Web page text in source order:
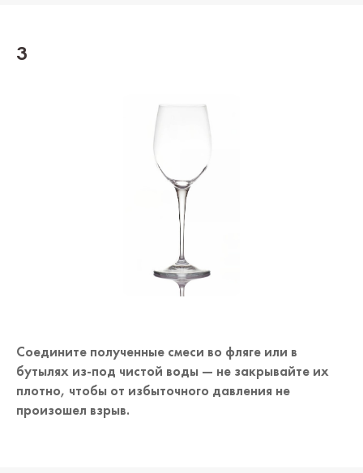
3
Соедините полученные смеси во фляге или в
бутылях из-под чистой воды — не закрывайте их
плотно, чтобы от избыточного давления не
произошел взрыв.